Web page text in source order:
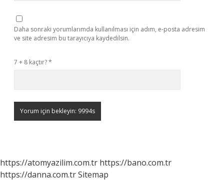
Daha sonraki yorumlarımda kullanılması için adım, e-posta adresim
ve site adresim bu tarayıcıya kaydedilsin.
7 + 8 kaçtır?*
https://atomyazilim.com.tr https://bano.com.tr
https://danna.com.trSitemap